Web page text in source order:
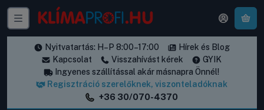
Nyitvatartás: H–P 8:00–17:00
Hírek és Blog
Kapcsolat
Visszahívást kérek
GYIK
Ingyenes szállítással akár másnapra Önnél!
Regisztráció szerelőknek, viszonteladóknak
+36 30/070-4370